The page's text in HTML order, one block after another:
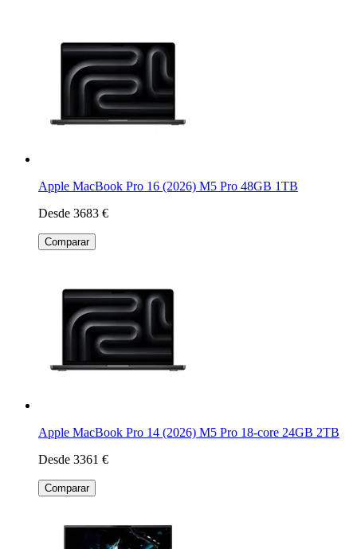
Apple MacBook Pro 16 (2026) M5 Pro 48GB 1TB
Desde 3683 €
Comparar
Apple MacBook Pro 14 (2026) M5 Pro 18-core 24GB 2TB
Desde 3361 €
Comparar